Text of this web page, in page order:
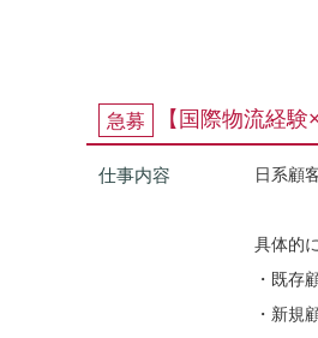
急募 【国際物流経
仕事内容 日系顧
具体的
・既存
・新規